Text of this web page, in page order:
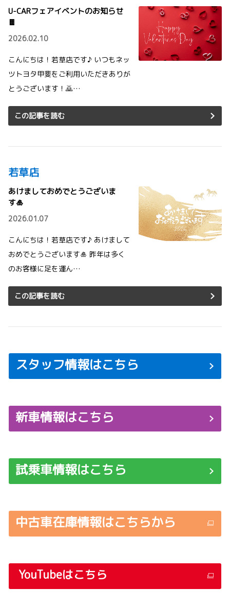
U-CARフェアイベントのお知らせ
🍫
2026.02.10
こんにちは！若草店です♪ いつもネッ
ツトヨタ甲斐をご利用いただきありが
とうございます！🙇‍…
この記事を読む
若草店
あけましておめでとうございま
す🎍
2026.01.07
こんにちは！若草店です♪ あけまして
おめでとうございます🎍 昨年は多く
のお客様に足を運ん…
この記事を読む
スタッフ情報はこちら
新車情報はこちら
試乗車情報はこちら
中古車在庫情報はこちらから
YouTubeはこちら